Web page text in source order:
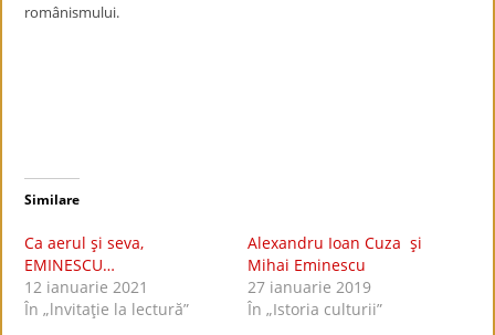
românismului.
Similare
Ca aerul şi seva,
EMINESCU…
12 ianuarie 2021
În „lnvitaţie la lectură”
Alexandru Ioan Cuza şi
Mihai Eminescu
27 ianuarie 2019
În „Istoria culturii”